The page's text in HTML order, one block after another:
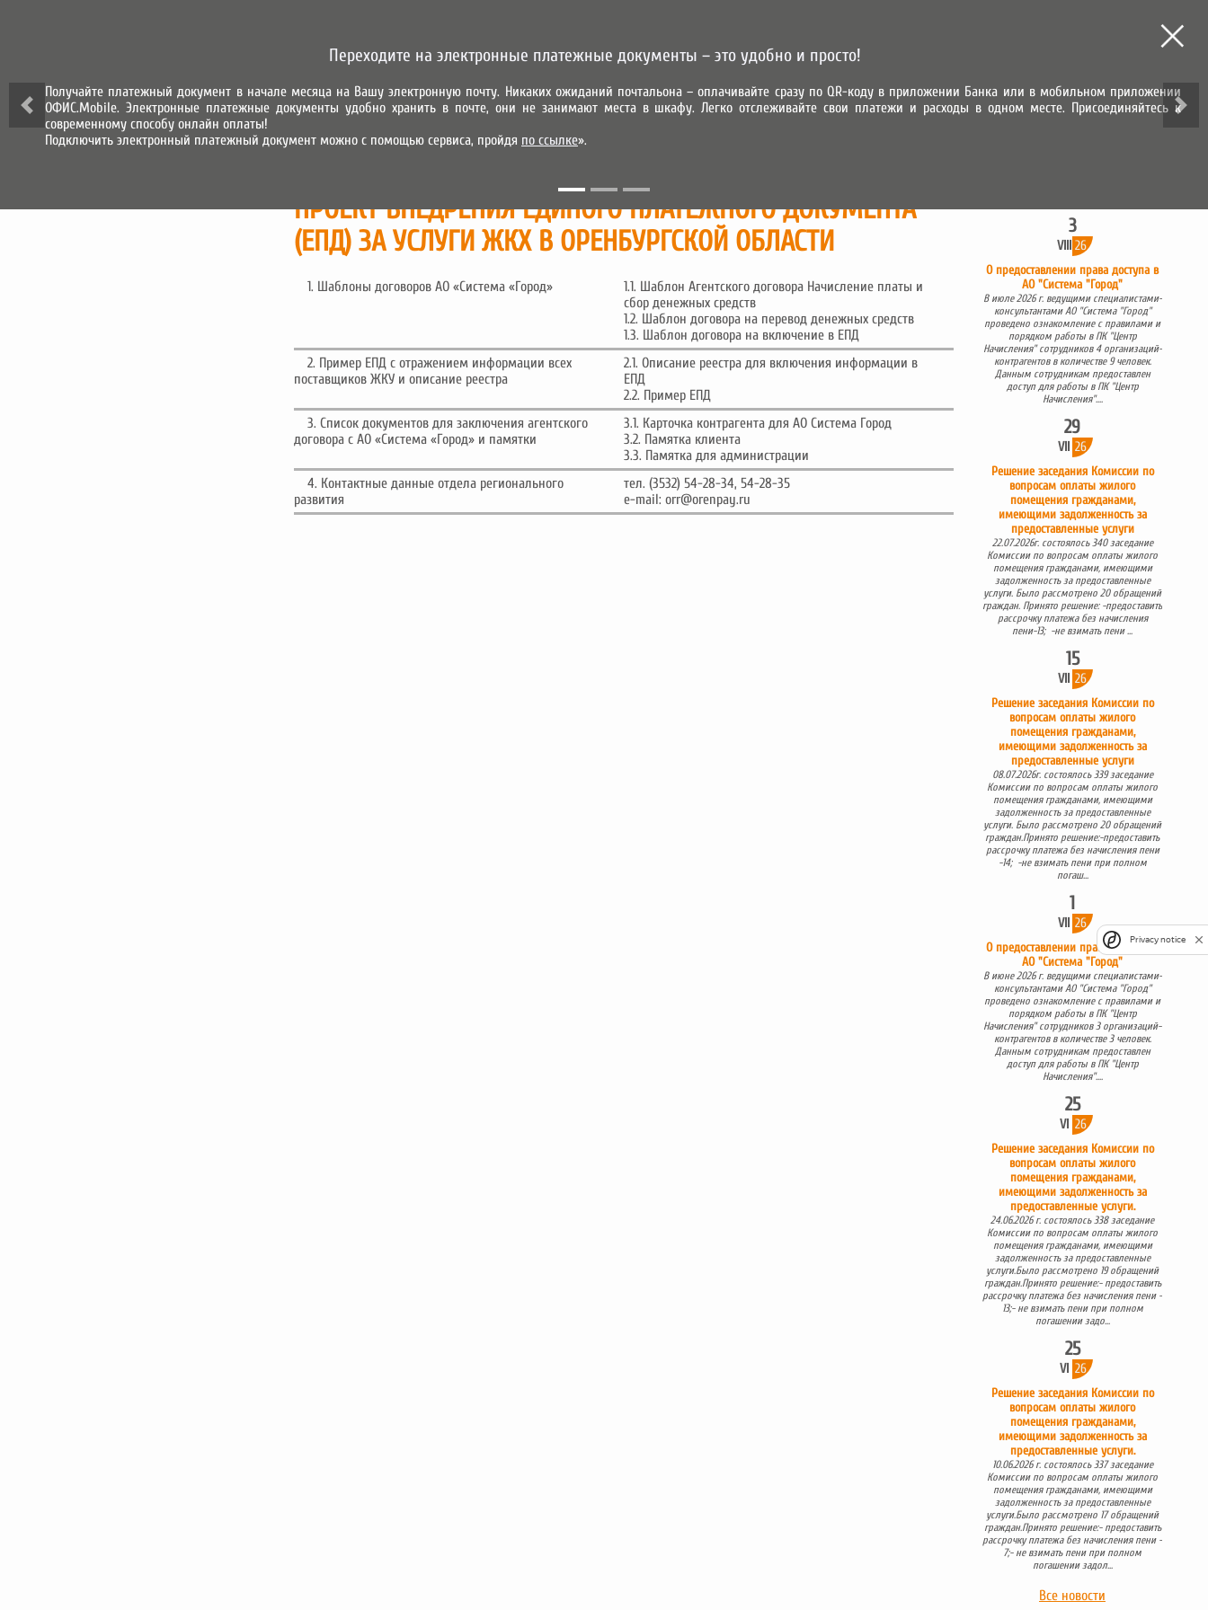
МЫ В СОЦИАЛЬНЫХ СЕТЯХ
МОБИЛЬНОЕ ПРИЛОЖЕНИЕ
3
VIII 26
О предоставлении права доступа в
АО "Система "Город"
В июле 2026 г. ведущими специалистами-
консультантами АО "Система "Город"
проведено ознакомление с правилами и
порядком работы в ПК "Центр
Начисления" сотрудников 4 организаций-
контрагентов в количестве 9 человек.
Данным сотрудникам предоставлен
доступ для работы в ПК "Центр
Начисления"....
29
VII 26
Решение заседания Комиссии по
вопросам оплаты жилого
помещения гражданами,
имеющими задолженность за
предоставленные услуги
22.07.2026г. состоялось 340 заседание
Комиссии по вопросам оплаты жилого
помещения гражданами, имеющими
задолженность за предоставленные
услуги. Было рассмотрено 20 обращений
граждан. Принято решение: -предоставить
рассрочку платежа без начисления
пени-13; -не взимать пени ...
15
VII 26
Решение заседания Комиссии по
вопросам оплаты жилого
помещения гражданами,
имеющими задолженность за
предоставленные услуги
08.07.2026г. состоялось 339 заседание
Комиссии по вопросам оплаты жилого
помещения гражданами, имеющими
задолженность за предоставленные
услуги. Было рассмотрено 20 обращений
граждан.Принято решение:-предоставить
рассрочку платежа без начисления пени
-14; -не взимать пени при полном
погаш...
1
VII 26
О предоставлении права доступа в
АО "Система "Город"
В июне 2026 г. ведущими специалистами-
консультантами АО "Система "Город"
проведено ознакомление с правилами и
порядком работы в ПК "Центр
Начисления" сотрудников 3 организаций-
контрагентов в количестве 3 человек.
Данным сотрудникам предоставлен
доступ для работы в ПК "Центр
Начисления"....
25
VI 26
Решение заседания Комиссии по
вопросам оплаты жилого
помещения гражданами,
имеющими задолженность за
предоставленные услуги.
24.06.2026 г. состоялось 338 заседание
Комиссии по вопросам оплаты жилого
помещения гражданами, имеющими
задолженность за предоставленные
услуги.Было рассмотрено 19 обращений
граждан.Принято решение:- предоставить
рассрочку платежа без начисления пени -
13;- не взимать пени при полном
погашении задо...
25
VI 26
Решение заседания Комиссии по
вопросам оплаты жилого
помещения гражданами,
имеющими задолженность за
предоставленные услуги.
10.06.2026 г. состоялось 337 заседание
Комиссии по вопросам оплаты жилого
помещения гражданами, имеющими
задолженность за предоставленные
услуги.Было рассмотрено 17 обращений
граждан.Принято решение:- предоставить
рассрочку платежа без начисления пени -
7;- не взимать пени при полном
погашении задол...
Все новости
ПРОЕКТ ВНЕДРЕНИЯ ЕДИНОГО ПЛАТЕЖНОГО ДОКУМЕНТА
(ЕПД) ЗА УСЛУГИ ЖКХ В ОРЕНБУРГСКОЙ ОБЛАСТИ
1. Шаблоны договоров АО «Система «Город»
1.1. Шаблон Агентского договора Начисление платы и
сбор денежных средств
1.2. Шаблон договора на перевод денежных средств
1.3. Шаблон договора на включение в ЕПД
2. Пример ЕПД с отражением информации всех
поставщиков ЖКУ и описание реестра
2.1. Описание реестра для включения информации в
ЕПД
2.2. Пример ЕПД
3. Список документов для заключения агентского
договора с АО «Система «Город» и памятки
3.1. Карточка контрагента для АО Система Город
3.2. Памятка клиента
3.3. Памятка для администрации
4. Контактные данные отдела регионального
развития
тел. (3532) 54-28-34, 54-28-35
e-mail: orr@orenpay.ru
Переходите на электронные платежные документы – это удобно и просто!
Получайте платежный документ в начале месяца на Вашу электронную почту. Никаких ожиданий почтальона – оплачивайте сразу по QR-коду в приложении Банка или в мобильном приложении
ОФИС.Mobile. Электронные платежные документы удобно хранить в почте, они не занимают места в шкафу. Легко отслеживайте свои платежи и расходы в одном месте. Присоединяйтесь к
современному способу онлайн оплаты!
Подключить электронный платежный документ можно с помощью сервиса, пройдя по ссылке».
Privacy notice